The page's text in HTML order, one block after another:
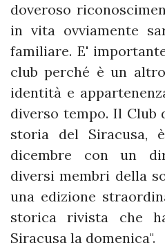
doveroso
in vita ovviamente
familiare. E'
club perché è un
identità e
diverso tempo. Il Club
storia del Siracusa,
dicembre con un
diversi membri della
una edizione
storica rivista che
Siracusa la domenica".